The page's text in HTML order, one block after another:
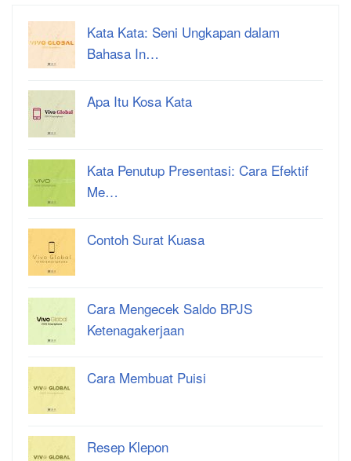
Kata Kata: Seni Ungkapan dalam
Bahasa In…
Apa Itu Kosa Kata
Kata Penutup Presentasi: Cara Efektif
Me…
Contoh Surat Kuasa
Cara Mengecek Saldo BPJS
Ketenagakerjaan
Cara Membuat Puisi
Resep Klepon